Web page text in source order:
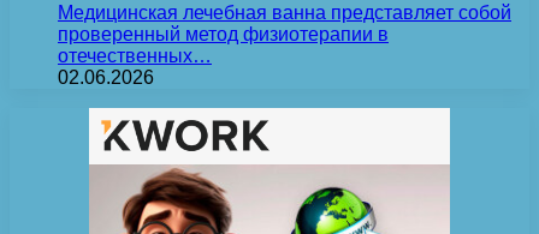
Медицинская лечебная ванна представляет собой
проверенный метод физиотерапии в
отечественных…
02.06.2026